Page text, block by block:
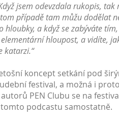
jsem odevzdala rukopis,
případě tam můžu dodělat
hloubky, a když se zabýváte
hloupost, a vidíte,
katarzi.“
koncept setkání pod
festival, a možná i
autorů PEN Clubu se na
podcastu samostatně.